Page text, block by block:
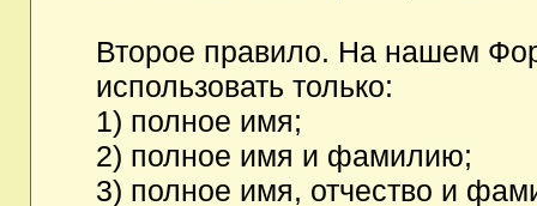
Второе правило. На нашем
использовать только:
1) полное имя;
2) полное имя и фамилию;
3) полное имя, отчество и